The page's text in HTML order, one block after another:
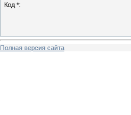
Код *:
Полная версия сайта